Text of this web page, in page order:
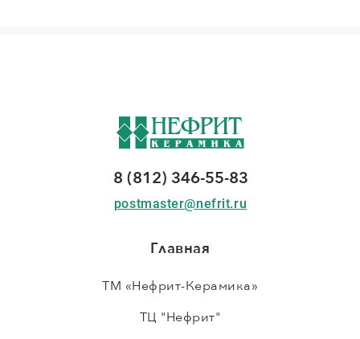
8 (812) 346-55-83
postmaster@nefrit.ru
Главная
ТМ «Нефрит-Керамика»
ТЦ "Нефрит"